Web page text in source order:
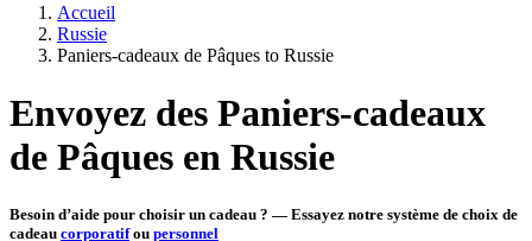
Accueil
Russie
Paniers-cadeaux de Pâques to Russie
Envoyez des Paniers-cadeaux
de Pâques en Russie
Besoin d’aide pour choisir un cadeau ? — Essayez notre système de choix de
cadeau corporatifou personnel